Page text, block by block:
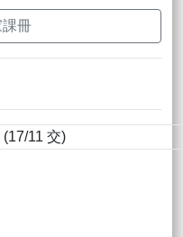
冊
11 交)